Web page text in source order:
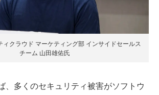
ィクラウド マーケティング部 インサイドセールス
チーム 山田雄佑氏
、多くのセキュリティ被害がソフトウ